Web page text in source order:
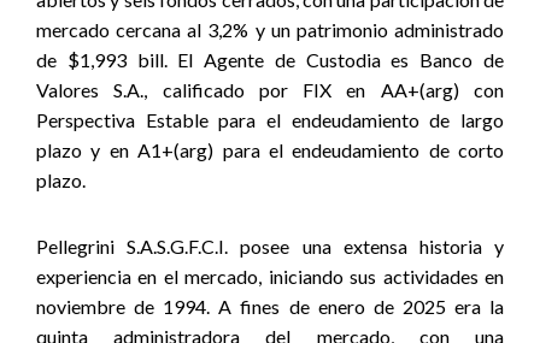
mercado cercana al 3,2% y un patrimonio administrado
de $1,993 bill. El Agente de Custodia es Banco de
Valores S.A., calificado por FIX en AA+(arg) con
Perspectiva Estable para el endeudamiento de largo
plazo y en A1+(arg) para el endeudamiento de corto
plazo.
Pellegrini S.A.S.G.F.C.I. posee una extensa historia y
experiencia en el mercado, iniciando sus actividades en
noviembre de 1994. A fines de enero de 2025 era la
quinta administradora del mercado, con una